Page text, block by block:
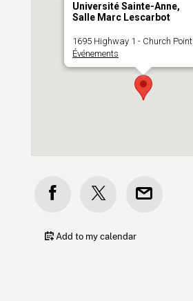
Université Sainte-Anne,
Salle Marc Lescarbot
1695 Highway 1 - Church Point
Événements
Add to my calendar